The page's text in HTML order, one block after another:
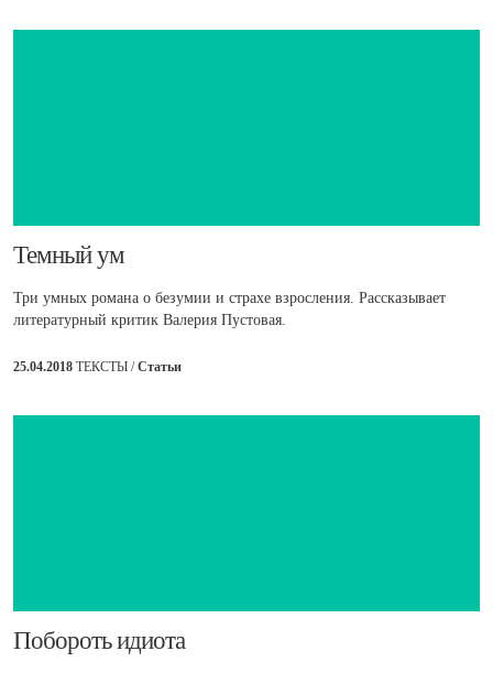
​Темный ум
Три умных романа о безумии и страхе взросления. Рассказывает
литературный критик Валерия Пустовая.
25.04.2018 ТЕКСТЫ /Статьи
​Побороть идиота